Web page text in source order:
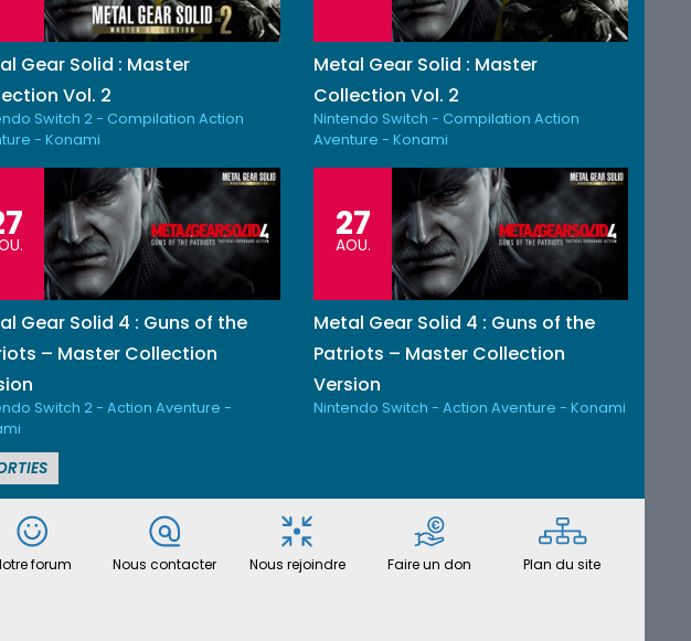
Gear Solid : Master
Vol. 2
Switch 2 - Compilation Action
- Konami
Metal Gear Solid : Master
Collection Vol. 2
Nintendo Switch - Compilation Action
Aventure - Konami
Gear Solid 4 : Guns of the
– Master Collection
Switch 2 - Action Aventure -
27
AOU.
Metal Gear Solid 4 : Guns of the
Patriots – Master Collection
Version
Nintendo Switch - Action Aventure - Konami
forum Nous contacter Nous rejoindre Faire un don Plan du site